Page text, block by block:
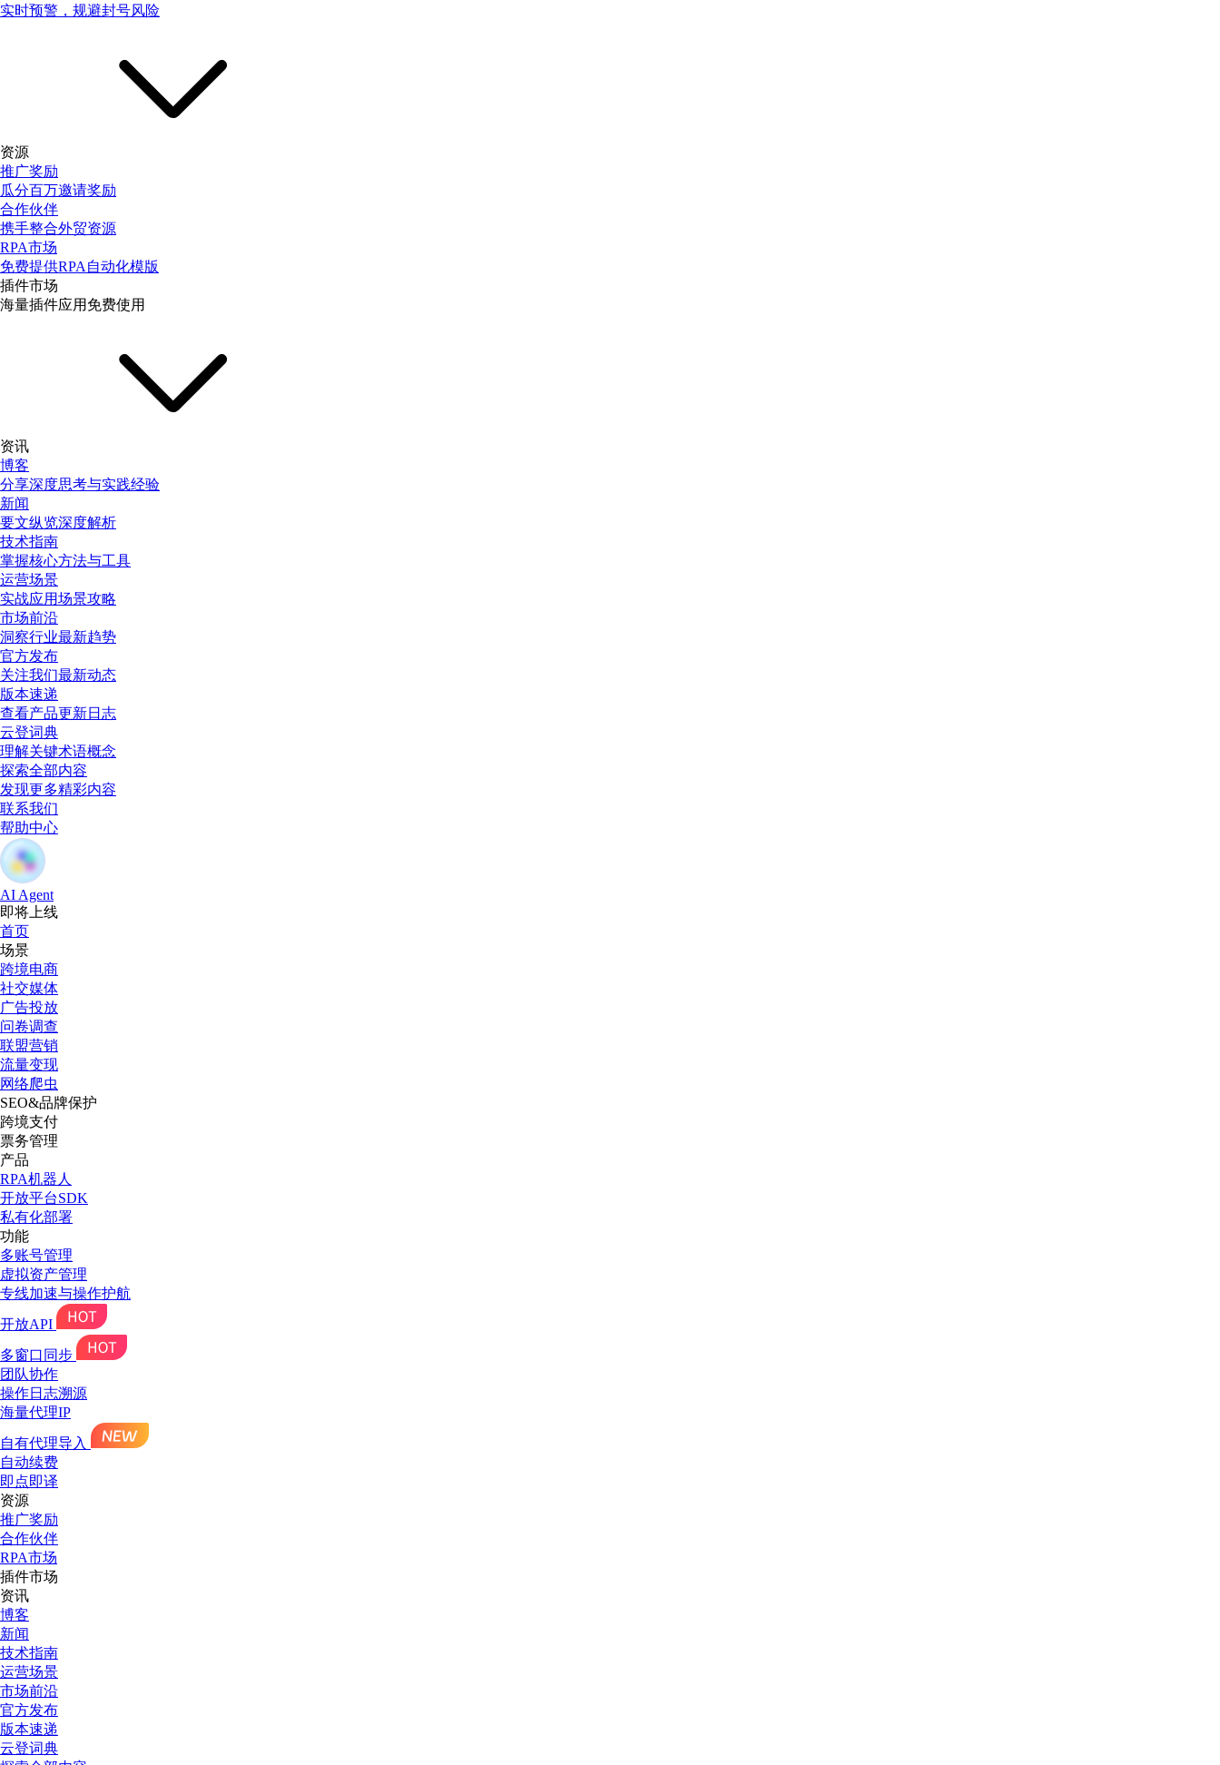
实时预警，规避封号风险
资源
推广奖励
瓜分百万邀请奖励
合作伙伴
携手整合外贸资源
RPA市场
免费提供RPA自动化模版
插件市场
海量插件应用免费使用
资讯
博客
分享深度思考与实践经验
新闻
要文纵览深度解析
技术指南
掌握核心方法与工具
运营场景
实战应用场景攻略
市场前沿
洞察行业最新趋势
官方发布
关注我们最新动态
版本速递
查看产品更新日志
云登词典
理解关键术语概念
探索全部内容
发现更多精彩内容
联系我们
帮助中心
AI Agent
即将上线
首页
场景
跨境电商
社交媒体
广告投放
问卷调查
联盟营销
流量变现
网络爬虫
SEO&品牌保护
跨境支付
票务管理
产品
RPA机器人
开放平台SDK
私有化部署
功能
多账号管理
虚拟资产管理
专线加速与操作护航
开放API
多窗口同步
团队协作
操作日志溯源
海量代理IP
自有代理导入
自动续费
即点即译
资源
推广奖励
合作伙伴
RPA市场
插件市场
资讯
博客
新闻
技术指南
运营场景
市场前沿
官方发布
版本速递
云登词典